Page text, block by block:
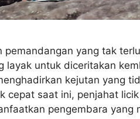
pemandangan yang tak
layak untuk diceritakan
kejutan yang
cepat saat ini, penjahat
pengembara yang